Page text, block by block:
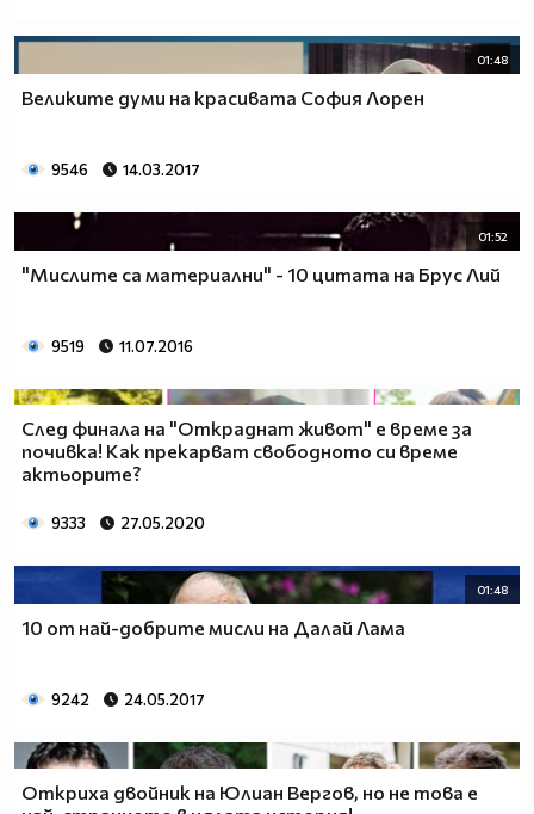
01:48
Великите думи на красивата София Лорен
9546 14.03.2017
01:52
"Мислите са материални" - 10 цитата на Брус Лий
9519 11.07.2016
След финала на "Откраднат живот" е време за
почивка! Как прекарват свободното си време
актьорите?
9333 27.05.2020
01:48
10 от най-добрите мисли на Далай Лама
9242 24.05.2017
Откриха двойник на Юлиан Вергов, но не това е